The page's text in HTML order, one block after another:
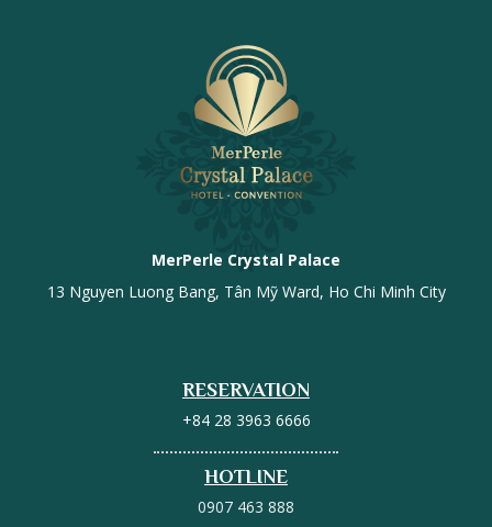
MerPerle Crystal Palace
13 Nguyen Luong Bang, Tân Mỹ Ward, Ho Chi Minh City
RESERVATION
+84 28 3963 6666
HOTLINE
0907 463 888